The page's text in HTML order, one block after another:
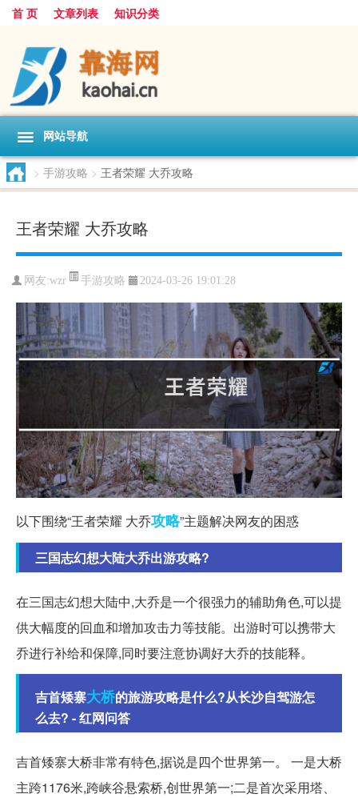
首 页 文章列表 知识分类
网站导航
> 手游攻略 > 王者荣耀 大乔攻略
王者荣耀 大乔攻略
网友:wzr 手游攻略 2024-03-26 19:01:28
以下围绕“王者荣耀 大乔攻略”主题解决网友的困惑
三国志幻想大陆大乔出游攻略?
在三国志幻想大陆中,大乔是一个很强力的辅助角色,可以提
供大幅度的回血和增加攻击力等技能。出游时可以携带大
乔进行补给和保障,同时要注意协调好大乔的技能释。
吉首矮寨大桥的旅游攻略是什么?从长沙自驾游怎
么去? - 红网问答
吉首矮寨大桥非常有特色,据说是四个世界第一。 一是大桥
主跨1176米,跨峡谷悬索桥,创世界第一;二是首次采用塔、